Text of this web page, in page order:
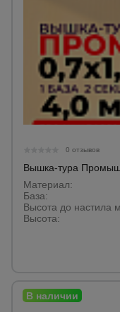
0 отзывов
Вышка-тура
Материал:
База:
Высота до настила
Высота: